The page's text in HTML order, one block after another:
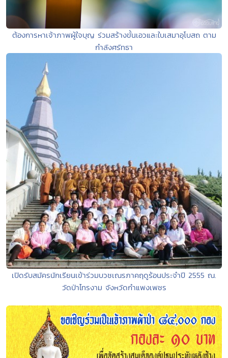
ต้องการหาเจ้าภาพผู้ใจบุญ ร่วมสร้างขั้นเอวและใบเสมาอุโบสถ ตาม
กำลังศรัทธา
เปิดรับสมัครนักเรียนเข้าร่วมบวชเณรภาคฤดูร้อนประจำปี 2555 ณ.
วัดป่าไทรงาม จังหวัดกำแพงเพชร